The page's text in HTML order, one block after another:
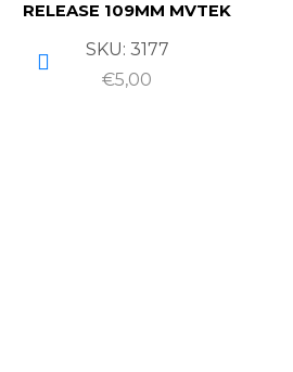
RELEASE 109MM MVTEK
SKU: 3177
€5,00